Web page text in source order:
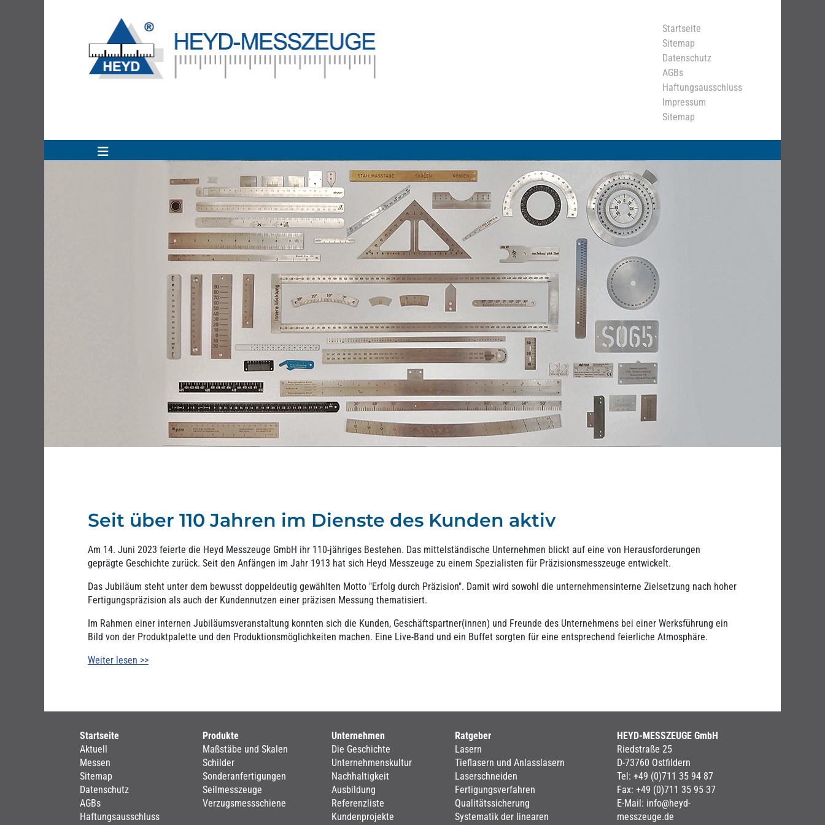
Startseite
Sitemap
Datenschutz
AGBs
Haftungsausschluss
Impressum
Sitemap
Seit über 110 Jahren im Dienste des Kunden aktiv
Am 14. Juni 2023 feierte die Heyd Messzeuge GmbH ihr 110-jähriges Bestehen. Das mittelständische Unternehmen blickt auf eine von Herausforderungen
geprägte Geschichte zurück. Seit den Anfängen im Jahr 1913 hat sich Heyd Messzeuge zu einem Spezialisten für Präzisionsmesszeuge entwickelt.
Das Jubiläum steht unter dem bewusst doppeldeutig gewählten Motto "Erfolg durch Präzision". Damit wird sowohl die unternehmensinterne Zielsetzung nach hoher
Fertigungspräzision als auch der Kundennutzen einer präzisen Messung thematisiert.
Im Rahmen einer internen Jubiläumsveranstaltung konnten sich die Kunden, Geschäftspartner(innen) und Freunde des Unternehmens bei einer Werksführung ein
Bild von der Produktpalette und den Produktionsmöglichkeiten machen. Eine Live-Band und ein Buffet sorgten für eine entsprechend feierliche Atmosphäre.
Weiter lesen >>
Startseite
Aktuell
Messen
Sitemap
Datenschutz
AGBs
Haftungsausschluss
Produkte
Maßstäbe und Skalen
Schilder
Sonderanfertigungen
Seilmesszeuge
Verzugsmessschiene
Unternehmen
Die Geschichte
Unternehmenskultur
Nachhaltigkeit
Ausbildung
Referenzliste
Kundenprojekte
Ratgeber
Lasern
Tieflasern und Anlasslasern
Laserschneiden
Fertigungsverfahren
Qualitätssicherung
Systematik der linearen
HEYD-MESSZEUGE GmbH
Riedstraße 25
D-73760 Ostfildern
Tel: +49 (0)711 35 94 87
Fax: +49 (0)711 35 95 37
E-Mail: info@heyd-
messzeuge.de